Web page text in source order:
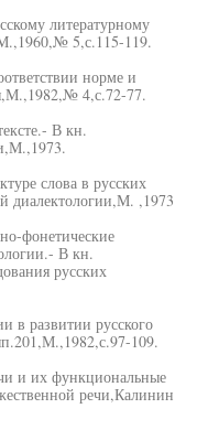
литературному
5,с.115-119.
норме и
4,с.72-77.
В кн.
слова в русских
диалектологии,М. ,1973
фонетические
В кн.
русских
развитии русского
109.
и их функциональные
речи,Калинин